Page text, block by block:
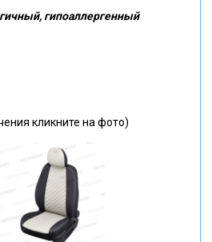
гипоаллергенный
кликните на фото)